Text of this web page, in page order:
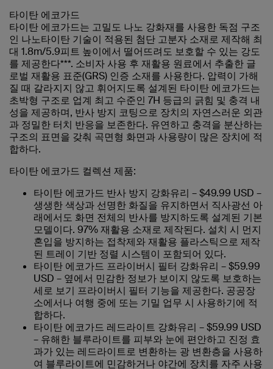
타이탄 에코가드
타이탄 에코가드는 고밀도 나노 강화재를 사용한 독점 구조
인 나노타이탄 기술이 적용된 첨단 고분자 소재로 제작해 최
대 1.8m/5.9피트 높이에서 떨어뜨려도 보호할 수 있는 강도
를 제공한다***. 소비자 사용 후 재활용 원료에서 추출한 글
로벌 재활용 표준(GRS) 인증 소재를 사용한다. 압력이 가해
질 때 갈라지지 않고 휘어지도록 설계된 타이탄 에코가드는
초박형 구조로 업계 최고 수준인 7H 등급의 긁힘 및 충격 내
성을 제공하며, 반사 방지 코팅으로 장치의 자연스러운 외관
과 정밀한 터치 반응을 보존한다. 유연하고 충격을 분산하는
구조의 표면을 갖춰 곡면형 화면과 사용량이 많은 장치에 적
합하다.
타이탄 에코가드 컬렉션 제품:
타이탄 에코가드 반사 방지 강화유리 – $49.99 USD –
생생한 색상과 선명한 화질을 유지하면서 직사광선 아
래에서도 화면 전체의 반사를 방지하도록 설계된 기본
모델이다. 97% 재활용 소재로 제작된다. 설치 시 먼지
혼입을 방지하는 접착제와 재활용 플라스틱으로 제작
된 트레이 기반 정렬 시스템이 포함되어 있다.
타이탄 에코가드 프라이버시 필터 강화유리 – $59.99
USD – 옆에서 민감한 정보가 보이지 않도록 보호하는
세로 보기 프라이버시 필터 기능을 제공한다. 공공장
소에서나 여행 중에 또는 기밀 업무 시 사용하기에 적
합하다.
타이탄 에코가드 레드라이트 강화유리 – $59.99 USD
– 유해한 블루라이트를 피부와 눈에 편안하고 진정 효
과가 있는 레드라이트로 변환하는 광 변환층을 사용하
여 블루라이트에 민감하거나 야간에 장치를 자주 사용